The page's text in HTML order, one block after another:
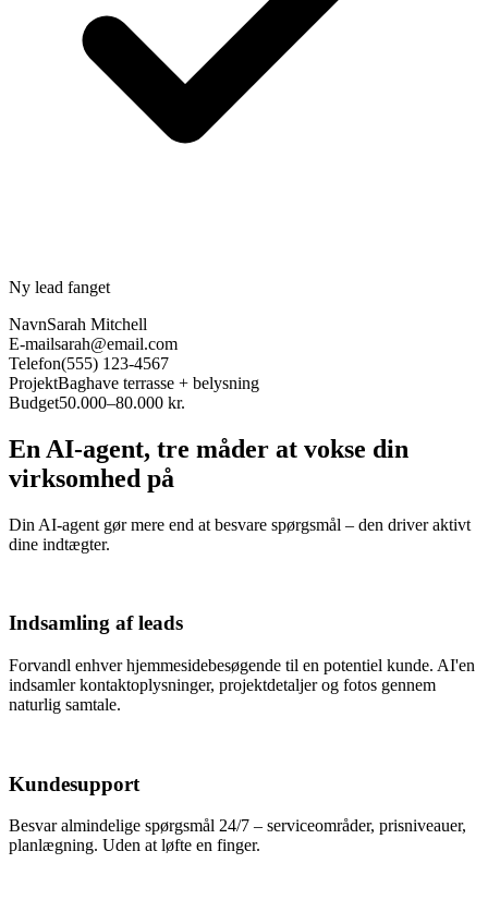
Ny lead fanget
NavnSarah Mitchell
E-mailsarah@email.com
Telefon(555) 123-4567
ProjektBaghave terrasse + belysning
Budget50.000–80.000 kr.
En AI-agent, tre måder at vokse din
virksomhed på
Din AI-agent gør mere end at besvare spørgsmål – den driver aktivt
dine indtægter.
Indsamling af leads
Forvandl enhver hjemmesidebesøgende til en potentiel kunde. AI'en
indsamler kontaktoplysninger, projektdetaljer og fotos gennem
naturlig samtale.
Kundesupport
Besvar almindelige spørgsmål 24/7 – serviceområder, prisniveauer,
planlægning. Uden at løfte en finger.